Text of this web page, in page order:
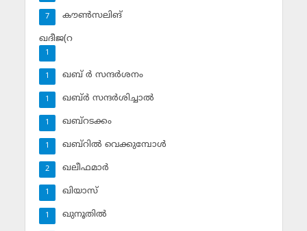
കൗണ്‍സലിങ്‌
7
ഖദീജ(റ
1
ഖബ് ര്‍ സന്ദര്‍ശനം
1
ഖബ്ര്‍ സന്ദര്‍ശിച്ചാല്‍
1
ഖബ്‌റടക്കം
1
ഖബ്‌റില്‍ വെക്കുമ്പോള്‍
1
ഖലീഫമാര്‍
2
ഖിയാസ്
1
ഖുനൂതില്‍
1